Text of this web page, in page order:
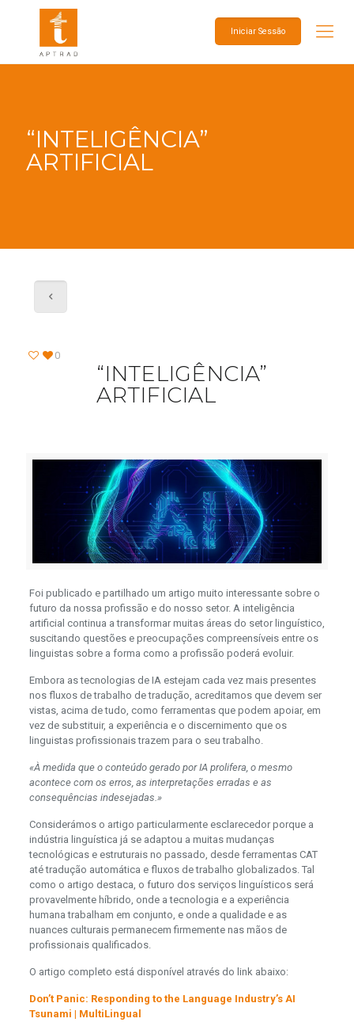
Iniciar Sessão
“INTELIGÊNCIA”
ARTIFICIAL
0
“INTELIGÊNCIA”
ARTIFICIAL
Foi publicado e partilhado um artigo muito interessante sobre o
futuro da nossa profissão e do nosso setor. A inteligência
artificial continua a transformar muitas áreas do setor linguístico,
suscitando questões e preocupações compreensíveis entre os
linguistas sobre a forma como a profissão poderá evoluir.
Embora as tecnologias de IA estejam cada vez mais presentes
nos fluxos de trabalho de tradução, acreditamos que devem ser
vistas, acima de tudo, como ferramentas que podem apoiar, em
vez de substituir, a experiência e o discernimento que os
linguistas profissionais trazem para o seu trabalho.
«À medida que o conteúdo gerado por IA prolifera, o mesmo
acontece com os erros, as interpretações erradas e as
consequências indesejadas.»
Considerámos o artigo particularmente esclarecedor porque a
indústria linguística já se adaptou a muitas mudanças
tecnológicas e estruturais no passado, desde ferramentas CAT
até tradução automática e fluxos de trabalho globalizados. Tal
como o artigo destaca, o futuro dos serviços linguísticos será
provavelmente híbrido, onde a tecnologia e a experiência
humana trabalham em conjunto, e onde a qualidade e as
nuances culturais permanecem firmemente nas mãos de
profissionais qualificados.
O artigo completo está disponível através do link abaixo:
Don’t Panic: Responding to the Language Industry’s AI
Tsunami | MultiLingual